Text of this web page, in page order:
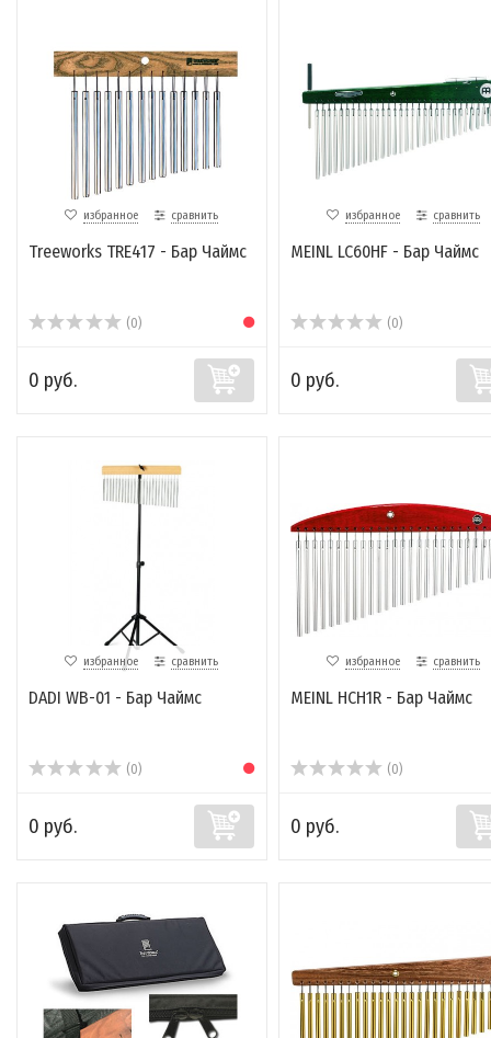
избранное сравнить
Treeworks TRE417 - Бар Чаймс
(0)
0 руб.
избранное сравнить
MEINL LC60HF - Бар Чаймс
(0)
0 руб.
избранное сравнить
DADI WB-01 - Бар Чаймс
(0)
0 руб.
избранное сравнить
MEINL HCH1R - Бар Чаймс
(0)
0 руб.